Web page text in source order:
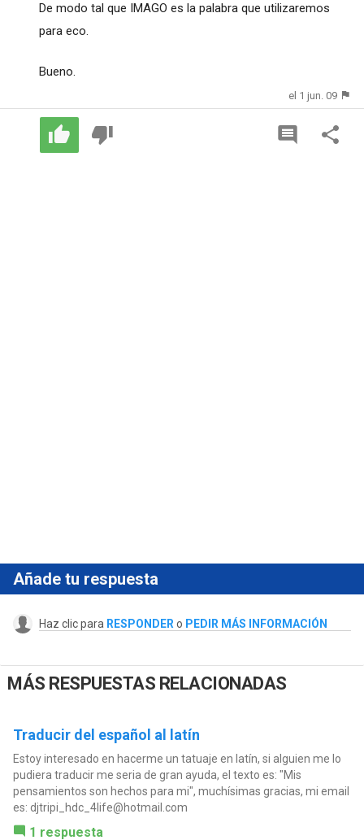
De modo tal que IMAGO es la palabra que utilizaremos
para eco.
Bueno.
el 1 jun. 09
Añade tu respuesta
Haz clic para RESPONDER o PEDIR MÁS INFORMACIÓN
MÁS RESPUESTAS RELACIONADAS
Traducir del español al latín
Estoy interesado en hacerme un tatuaje en latín, si alguien me lo
pudiera traducir me seria de gran ayuda, el texto es: "Mis
pensamientos son hechos para mi", muchísimas gracias, mi email
es: djtripi_hdc_4life@hotmail.com
1 respuesta